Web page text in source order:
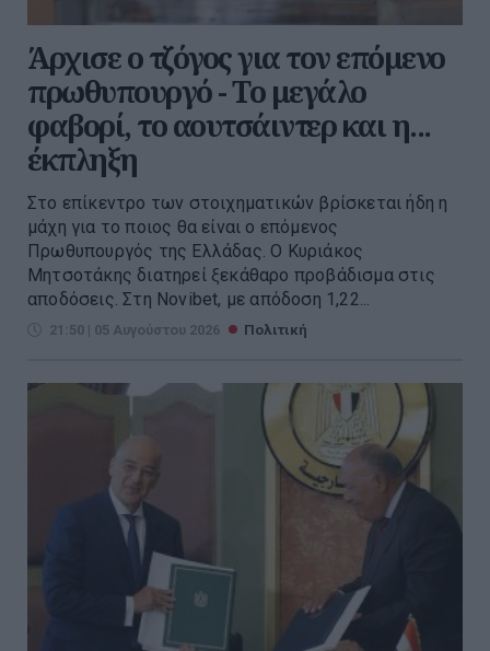
Άρχισε ο τζόγος για τον επόμενο
πρωθυπουργό - Το μεγάλο
φαβορί, το αουτσάιντερ και η...
έκπληξη
Στο επίκεντρο των στοιχηματικών βρίσκεται ήδη η
μάχη για το ποιος θα είναι ο επόμενος
Πρωθυπουργός της Ελλάδας. Ο Κυριάκος
Μητσοτάκης διατηρεί ξεκάθαρο προβάδισμα στις
αποδόσεις. Στη Novibet, με απόδοση 1,22...
21:50 | 05 Αυγούστου 2026 Πολιτική